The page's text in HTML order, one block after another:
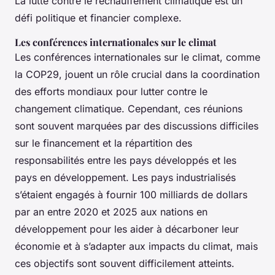
défi politique et financier complexe.
Les conférences internationales sur le climat
Les conférences internationales sur le climat, comme
la COP29, jouent un rôle crucial dans la coordination
des efforts mondiaux pour lutter contre le
changement climatique. Cependant, ces réunions
sont souvent marquées par des discussions difficiles
sur le financement et la répartition des
responsabilités entre les pays développés et les
pays en développement. Les pays industrialisés
s’étaient engagés à fournir 100 milliards de dollars
par an entre 2020 et 2025 aux nations en
développement pour les aider à décarboner leur
économie et à s’adapter aux impacts du climat, mais
ces objectifs sont souvent difficilement atteints.